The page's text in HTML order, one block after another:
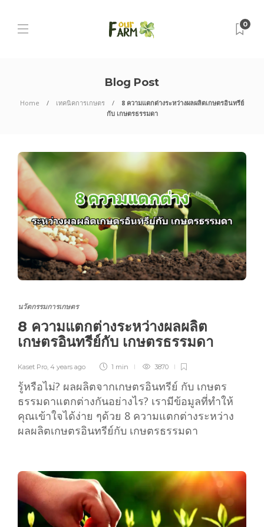
0
Blog Post
Home เทคนิคการเกษตร
8 ความแตกต่างระหว่างผลผลิตเกษตรอินทรีย์
กับ เกษตรธรรมดา
นวัตกรรมการเกษตร
8 ความแตกต่างระหว่างผลผลิต
เกษตรอินทรีย์กับ เกษตรธรรมดา
Kaset Pro, 4 years ago 1 min 3870
รู้หรือไม่? ผลผลิตจากเกษตรอินทรีย์ กับ เกษตร
ธรรมดาแตกต่างกันอย่างไร? เรามีข้อมูลที่ทำให้
คุณเข้าใจได้ง่าย ๆด้วย 8 ความแตกต่างระหว่าง
ผลผลิตเกษตรอินทรีย์กับ เกษตรธรรมดา